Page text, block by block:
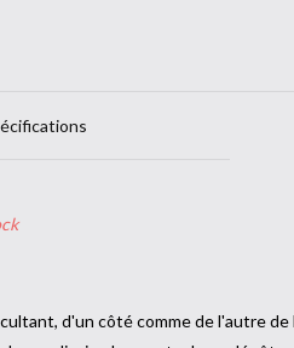
d'un côté comme de l'autre de